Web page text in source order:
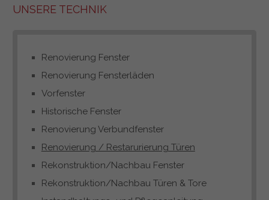
UNSERE TECHNIK
Renovierung Fenster
Renovierung Fensterläden
Vorfenster
Historische Fenster
Renovierung Verbundfenster
Renovierung / Restarurierung Türen
Rekonstruktion/Nachbau Fenster
Rekonstruktion/Nachbau Türen & Tore